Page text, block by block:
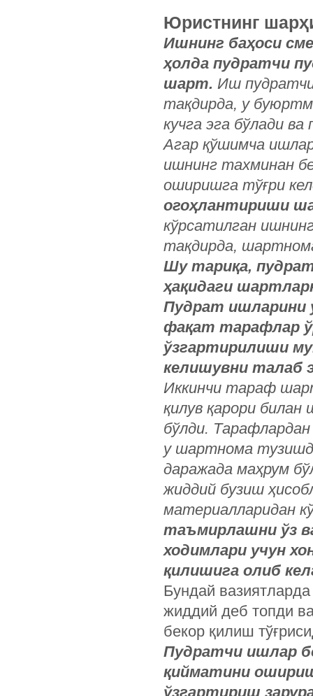
Юристнинг
Ишнинг баҳоси
ҳолда пудратчи
шарт. Иш
тақдирда, у
кучга эга бўлади
Агар қўшимча
ишнинг тахминан
оширишга тўғри
огоҳлантириши
кўрсатилган
тақдирда,
Шу тариқа,
ҳақидаги
Пудрат ишларини
фақат тарафлар
ўзгартирилиши
келишувни талаб
Иккинчи тараф
қилув қарори
бўлди.
у шартнома
даражада маҳрум
жиддий бузиш
материалларидан
таъмирлашни ўз
ходимлари учун
қилишига олиб
Бундай
жиддий деб топди
бекор қилиш
Пудратчи ишлар
қийматини
ўзгартириш